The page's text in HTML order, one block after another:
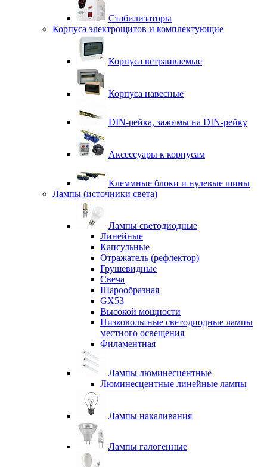
Стабилизаторы
Корпуса электрощитов и комплектующие
Корпуса встраиваемые
Корпуса навесные
DIN-рейка, зажимы на DIN-рейку
Аксессуары к корпусам
Клеммные блоки и нулевые шины
Лампы (источники света)
Лампы светодиодные
Линейные
Капсульные
Отражатель (рефлектор)
Грушевидные
Свеча
Шарообразная
GX53
Высокой мощности
Низковольтные светодиодные лампы
местного освещения
Филаментная
Лампы люминесцентные
Люминесцентные линейные лампы
Лампы накаливания
Лампы галогенные